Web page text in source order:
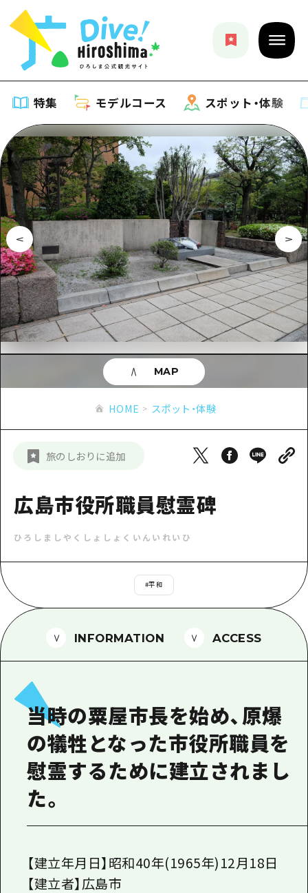
特集 モデルコース スポット・体験
特集
特集一覧
おすすめ
アート
イベント・祭り
グルメ・酒
サイクリング
ショッピング
スポーツ
ナイトライフ
定番
モデルコース
モデルコース一覧
Dive! Hiroshima 公式ガイド
広島もしもトラベル
あたらしい非日常
広島市周辺
安芸
備北
芸北
山口県東部
弾丸
日帰り
2泊3日
スポット・体験
スポット・体験一覧
広島市周辺
安芸
備後
備北
芸北
山口県東部
愛媛県
島根県
イベント
旬情報
お役立ち情報
お役立ち情報一覧
アクセス
お得な周遊チケット
HIROSHIMA FREE Wi-Fi
観光案内所
広島県を訪れる外国人旅行者向け情報一
ボランティアガイド
ガイドブック
広島県の魅力を動画でご紹介！
よくあるご質問
関連リンク
新着情報
事業者・学校関係者の皆さま
HOME スポット・体験
旅のしおりに追加
広島市役所職員慰霊碑
ひろしましやくしょしょくいんいれいひ
#平和
MAP
INFORMATION ACCESS
当時の粟屋市長を始め、原爆
の犠牲となった市役所職員を
慰霊するために建立されまし
た。
【建立年月日】昭和40年(1965年)12月18日
【建立者】広島市